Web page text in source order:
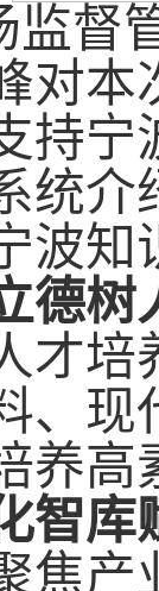
监督
对本
持宁
统介
波知
德树
才培
、现
养高
智库
焦产